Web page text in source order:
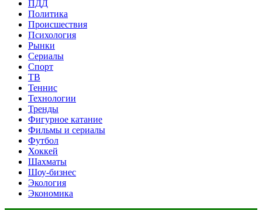
ПДД
Политика
Происшествия
Психология
Рынки
Сериалы
Спорт
ТВ
Теннис
Технологии
Тренды
Фигурное катание
Фильмы и сериалы
Футбол
Хоккей
Шахматы
Шоу-бизнес
Экология
Экономика